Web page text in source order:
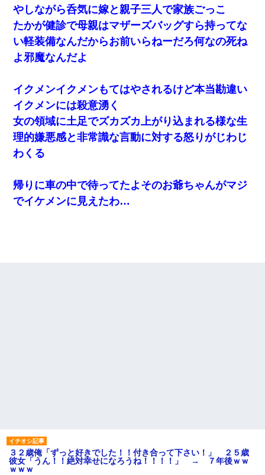
やしながら呑気に嫁と親子三人で家族ごっこ
たかが健診で母親はマザーズバッグすら持ってな
い軽装備なんだからお前いらねーだろ何なの死ね
よ邪魔なんだよ
イクメンイクメンもてはやされるけど本当勘違い
イクメンには殺意湧く
女の領域に土足でズカズカ上がり込まれる様な生
理的嫌悪感と非常識な言動に対する怒りがじわじ
わくる
帰りに車の中で待ってたよそのお爺ちゃんがマジ
でイケメンに見えたわ…
３２歳俺「ずっと好きでした！！付き合って下さい！」 ２５歳
彼女「うん！！絶対幸せになろうね！！！！」 → ７年後ｗｗ
ｗｗｗ